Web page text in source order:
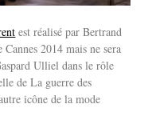
est réalisé par Bertrand
2014 mais ne sera
Ulliel dans le rôle
de La guerre des
icône de la mode